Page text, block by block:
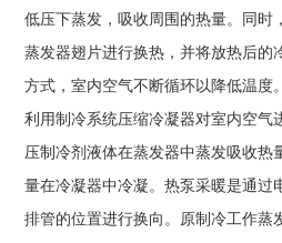
低压下蒸发，吸收周围的热量。同时
蒸发器翅片进行换热，并将放热后的
方式，室内空气不断循环以降低温度
利用制冷系统压缩冷凝器对室内空气
压制冷剂液体在蒸发器中蒸发吸收热
量在冷凝器中冷凝。热泵采暖是通过
排管的位置进行换向。原制冷工作蒸